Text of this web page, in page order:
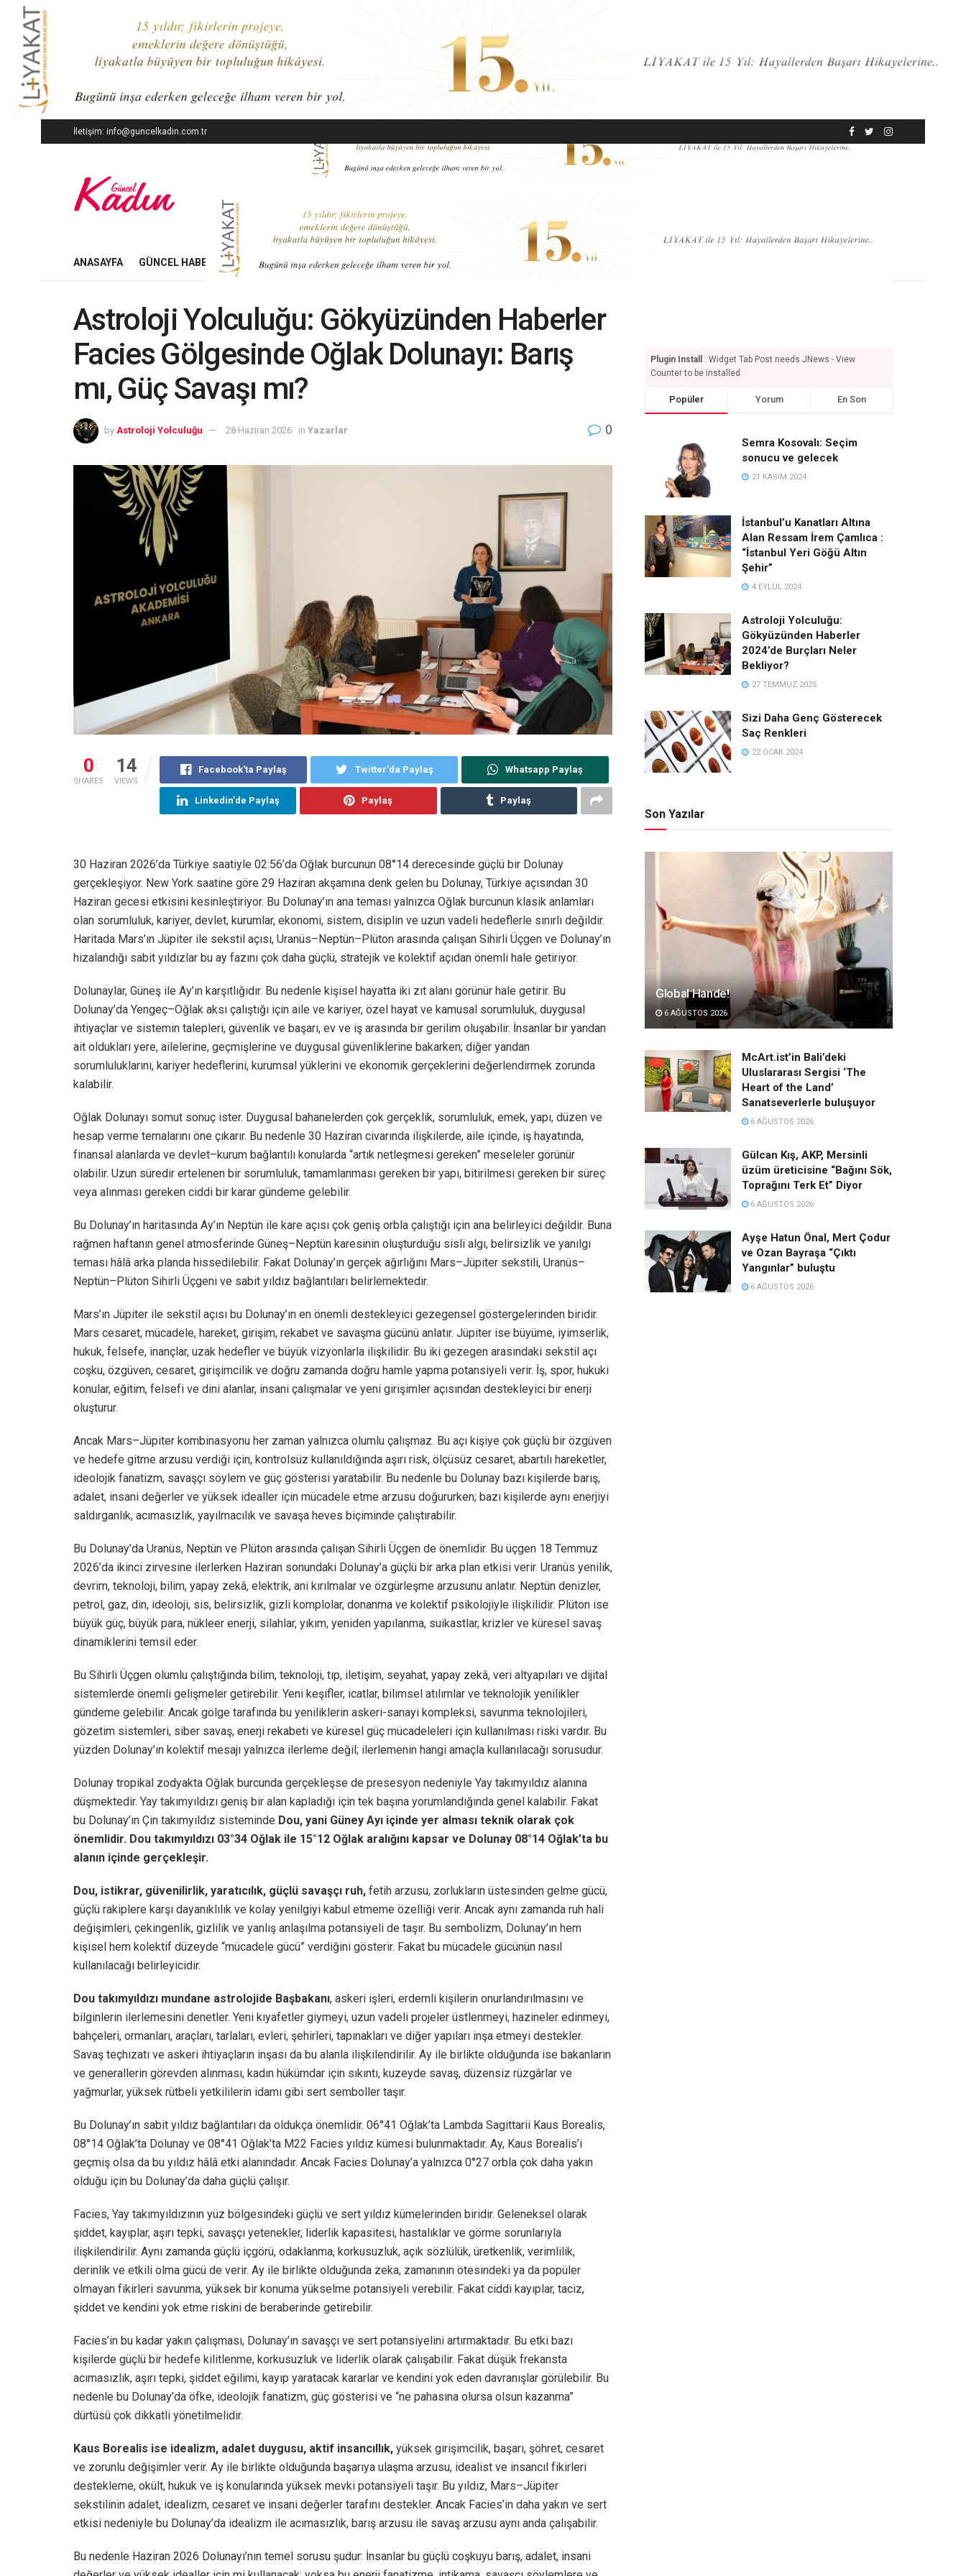
İletişim: info@guncelkadin.com.tr
ANASAYFA GÜNCEL HABERLER İŞ DÜNYASI EKONOMI MODA GÜZELLIK YAŞAM SANAT
Astroloji Yolculuğu: Gökyüzünden Haberler
Facies Gölgesinde Oğlak Dolunayı: Barış
mı, Güç Savaşı mı?
by Astroloji Yolculuğu 28 Haziran 2026 in Yazarlar 0
0
SHARES
14
VIEWS
Facebook'ta Paylaş Twitter'da Paylaş Whatsapp Paylaş
Linkedin'de Paylaş Paylaş Paylaş
30 Haziran 2026’da Türkiye saatiyle 02:56’da Oğlak burcunun 08°14 derecesinde güçlü bir Dolunay
gerçekleşiyor. New York saatine göre 29 Haziran akşamına denk gelen bu Dolunay, Türkiye açısından 30
Haziran gecesi etkisini kesinleştiriyor. Bu Dolunay’ın ana teması yalnızca Oğlak burcunun klasik anlamları
olan sorumluluk, kariyer, devlet, kurumlar, ekonomi, sistem, disiplin ve uzun vadeli hedeflerle sınırlı değildir.
Haritada Mars’ın Jüpiter ile sekstil açısı, Uranüs–Neptün–Plüton arasında çalışan Sihirli Üçgen ve Dolunay’ın
hizalandığı sabit yıldızlar bu ay fazını çok daha güçlü, stratejik ve kolektif açıdan önemli hale getiriyor.
Dolunaylar, Güneş ile Ay’ın karşıtlığıdır. Bu nedenle kişisel hayatta iki zıt alanı görünür hale getirir. Bu
Dolunay’da Yengeç–Oğlak aksı çalıştığı için aile ve kariyer, özel hayat ve kamusal sorumluluk, duygusal
ihtiyaçlar ve sistemin talepleri, güvenlik ve başarı, ev ve iş arasında bir gerilim oluşabilir. İnsanlar bir yandan
ait oldukları yere, ailelerine, geçmişlerine ve duygusal güvenliklerine bakarken; diğer yandan
sorumluluklarını, kariyer hedeflerini, kurumsal yüklerini ve ekonomik gerçeklerini değerlendirmek zorunda
kalabilir.
Oğlak Dolunayı somut sonuç ister. Duygusal bahanelerden çok gerçeklik, sorumluluk, emek, yapı, düzen ve
hesap verme temalarını öne çıkarır. Bu nedenle 30 Haziran civarında ilişkilerde, aile içinde, iş hayatında,
finansal alanlarda ve devlet–kurum bağlantılı konularda “artık netleşmesi gereken” meseleler görünür
olabilir. Uzun süredir ertelenen bir sorumluluk, tamamlanması gereken bir yapı, bitirilmesi gereken bir süreç
veya alınması gereken ciddi bir karar gündeme gelebilir.
Bu Dolunay’ın haritasında Ay’ın Neptün ile kare açısı çok geniş orbla çalıştığı için ana belirleyici değildir. Buna
rağmen haftanın genel atmosferinde Güneş–Neptün karesinin oluşturduğu sisli algı, belirsizlik ve yanılgı
teması hâlâ arka planda hissedilebilir. Fakat Dolunay’ın gerçek ağırlığını Mars–Jüpiter sekstili, Uranüs–
Neptün–Plüton Sihirli Üçgeni ve sabit yıldız bağlantıları belirlemektedir.
Mars’ın Jüpiter ile sekstil açısı bu Dolunay’ın en önemli destekleyici gezegensel göstergelerinden biridir.
Mars cesaret, mücadele, hareket, girişim, rekabet ve savaşma gücünü anlatır. Jüpiter ise büyüme, iyimserlik,
hukuk, felsefe, inançlar, uzak hedefler ve büyük vizyonlarla ilişkilidir. Bu iki gezegen arasındaki sekstil açı
coşku, özgüven, cesaret, girişimcilik ve doğru zamanda doğru hamle yapma potansiyeli verir. İş, spor, hukuki
konular, eğitim, felsefi ve dini alanlar, insani çalışmalar ve yeni girişimler açısından destekleyici bir enerji
oluşturur.
Ancak Mars–Jüpiter kombinasyonu her zaman yalnızca olumlu çalışmaz. Bu açı kişiye çok güçlü bir özgüven
ve hedefe gitme arzusu verdiği için, kontrolsüz kullanıldığında aşırı risk, ölçüsüz cesaret, abartılı hareketler,
ideolojik fanatizm, savaşçı söylem ve güç gösterisi yaratabilir. Bu nedenle bu Dolunay bazı kişilerde barış,
adalet, insani değerler ve yüksek idealler için mücadele etme arzusu doğururken; bazı kişilerde aynı enerjiyi
saldırganlık, acımasızlık, yayılmacılık ve savaşa heves biçiminde çalıştırabilir.
Bu Dolunay’da Uranüs, Neptün ve Plüton arasında çalışan Sihirli Üçgen de önemlidir. Bu üçgen 18 Temmuz
2026’da ikinci zirvesine ilerlerken Haziran sonundaki Dolunay’a güçlü bir arka plan etkisi verir. Uranüs yenilik,
devrim, teknoloji, bilim, yapay zekâ, elektrik, ani kırılmalar ve özgürleşme arzusunu anlatır. Neptün denizler,
petrol, gaz, din, ideoloji, sis, belirsizlik, gizli komplolar, donanma ve kolektif psikolojiyle ilişkilidir. Plüton ise
büyük güç, büyük para, nükleer enerji, silahlar, yıkım, yeniden yapılanma, suikastlar, krizler ve küresel savaş
dinamiklerini temsil eder.
Bu Sihirli Üçgen olumlu çalıştığında bilim, teknoloji, tıp, iletişim, seyahat, yapay zekâ, veri altyapıları ve dijital
sistemlerde önemli gelişmeler getirebilir. Yeni keşifler, icatlar, bilimsel atılımlar ve teknolojik yenilikler
gündeme gelebilir. Ancak gölge tarafında bu yeniliklerin askeri-sanayi kompleksi, savunma teknolojileri,
gözetim sistemleri, siber savaş, enerji rekabeti ve küresel güç mücadeleleri için kullanılması riski vardır. Bu
yüzden Dolunay’ın kolektif mesajı yalnızca ilerleme değil; ilerlemenin hangi amaçla kullanılacağı sorusudur.
Dolunay tropikal zodyakta Oğlak burcunda gerçekleşse de presesyon nedeniyle Yay takımyıldız alanına
düşmektedir. Yay takımyıldızı geniş bir alan kapladığı için tek başına yorumlandığında genel kalabilir. Fakat
bu Dolunay’ın Çin takımyıldız sisteminde Dou, yani Güney Ayı içinde yer alması teknik olarak çok
önemlidir. Dou takımyıldızı 03°34 Oğlak ile 15°12 Oğlak aralığını kapsar ve Dolunay 08°14 Oğlak’ta bu
alanın içinde gerçekleşir.
Dou, istikrar, güvenilirlik, yaratıcılık, güçlü savaşçı ruh, fetih arzusu, zorlukların üstesinden gelme gücü,
güçlü rakiplere karşı dayanıklılık ve kolay yenilgiyi kabul etmeme özelliği verir. Ancak aynı zamanda ruh hali
değişimleri, çekingenlik, gizlilik ve yanlış anlaşılma potansiyeli de taşır. Bu sembolizm, Dolunay’ın hem
kişisel hem kolektif düzeyde “mücadele gücü” verdiğini gösterir. Fakat bu mücadele gücünün nasıl
kullanılacağı belirleyicidir.
Dou takımyıldızı mundane astrolojide Başbakanı, askeri işleri, erdemli kişilerin onurlandırılmasını ve
bilginlerin ilerlemesini denetler. Yeni kıyafetler giymeyi, uzun vadeli projeler üstlenmeyi, hazineler edinmeyi,
bahçeleri, ormanları, araçları, tarlaları, evleri, şehirleri, tapınakları ve diğer yapıları inşa etmeyi destekler.
Savaş teçhizatı ve askeri ihtiyaçların inşası da bu alanla ilişkilendirilir. Ay ile birlikte olduğunda ise bakanların
ve generallerin görevden alınması, kadın hükümdar için sıkıntı, kuzeyde savaş, düzensiz rüzgârlar ve
yağmurlar, yüksek rütbeli yetkililerin idamı gibi sert semboller taşır.
Bu Dolunay’ın sabit yıldız bağlantıları da oldukça önemlidir. 06°41 Oğlak’ta Lambda Sagittarii Kaus Borealis,
08°14 Oğlak’ta Dolunay ve 08°41 Oğlak’ta M22 Facies yıldız kümesi bulunmaktadır. Ay, Kaus Borealis’i
geçmiş olsa da bu yıldız hâlâ etki alanındadır. Ancak Facies Dolunay’a yalnızca 0°27 orbla çok daha yakın
olduğu için bu Dolunay’da daha güçlü çalışır.
Facies, Yay takımyıldızının yüz bölgesindeki güçlü ve sert yıldız kümelerinden biridir. Geleneksel olarak
şiddet, kayıplar, aşırı tepki, savaşçı yetenekler, liderlik kapasitesi, hastalıklar ve görme sorunlarıyla
ilişkilendirilir. Aynı zamanda güçlü içgörü, odaklanma, korkusuzluk, açık sözlülük, üretkenlik, verimlilik,
derinlik ve etkili olma gücü de verir. Ay ile birlikte olduğunda zeka, zamanının ötesindeki ya da popüler
olmayan fikirleri savunma, yüksek bir konuma yükselme potansiyeli verebilir. Fakat ciddi kayıplar, taciz,
şiddet ve kendini yok etme riskini de beraberinde getirebilir.
Facies’in bu kadar yakın çalışması, Dolunay’ın savaşçı ve sert potansiyelini artırmaktadır. Bu etki bazı
kişilerde güçlü bir hedefe kilitlenme, korkusuzluk ve liderlik olarak çalışabilir. Fakat düşük frekansta
acımasızlık, aşırı tepki, şiddet eğilimi, kayıp yaratacak kararlar ve kendini yok eden davranışlar görülebilir. Bu
nedenle bu Dolunay’da öfke, ideolojik fanatizm, güç gösterisi ve “ne pahasına olursa olsun kazanma”
dürtüsü çok dikkatli yönetilmelidir.
Kaus Borealis ise idealizm, adalet duygusu, aktif insancıllık, yüksek girişimcilik, başarı, şöhret, cesaret
ve zorunlu değişimler verir. Ay ile birlikte olduğunda başarıya ulaşma arzusu, idealist ve insancıl fikirleri
destekleme, okült, hukuk ve iş konularında yüksek mevki potansiyeli taşır. Bu yıldız, Mars–Jüpiter
sekstilinin adalet, idealizm, cesaret ve insani değerler tarafını destekler. Ancak Facies’in daha yakın ve sert
etkisi nedeniyle bu Dolunay’da idealizm ile acımasızlık, barış arzusu ile savaş arzusu aynı anda çalışabilir.
Bu nedenle Haziran 2026 Dolunayı’nın temel sorusu şudur: İnsanlar bu güçlü coşkuyu barış, adalet, insani
Plugin Install
: Widget Tab Post needs JNews - View
Counter to be installed
Popüler Yorum En Son
Semra Kosovalı: Seçim
sonucu ve gelecek
21 KASIM 2024
İstanbul’u Kanatları Altına
Alan Ressam İrem Çamlıca :
“İstanbul Yeri Göğü Altın
Şehir”
4 EYLÜL 2024
Astroloji Yolculuğu:
Gökyüzünden Haberler
2024’de Burçları Neler
Bekliyor?
27 TEMMUZ 2025
Sizi Daha Genç Gösterecek
Saç Renkleri
22 OCAK 2024
Son Yazılar
Global Hande!
6 AĞUSTOS 2026
McArt.ist’in Bali’deki
Uluslararası Sergisi ‘The
Heart of the Land’
Sanatseverlerle buluşuyor
6 AĞUSTOS 2026
Gülcan Kış, AKP, Mersinli
üzüm üreticisine “Bağını Sök,
Toprağını Terk Et” Diyor
6 AĞUSTOS 2026
Ayşe Hatun Önal, Mert Çodur
ve Ozan Bayraşa “Çıktı
Yangınlar” buluştu
6 AĞUSTOS 2026